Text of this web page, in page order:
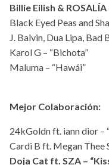
Billie Eilish &
Black Eyed Peas and
J. Balvin, Dua Lipa, Bad
Karol G – “Bichota”
Maluma – “Hawái”
Mejor Colaboración:
24kGoldn ft. iann dior –
Cardi B ft. Megan Thee
Doja Cat ft. SZA –